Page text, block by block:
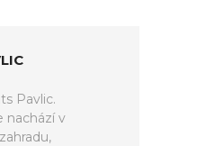
Pavlic.
nachází v